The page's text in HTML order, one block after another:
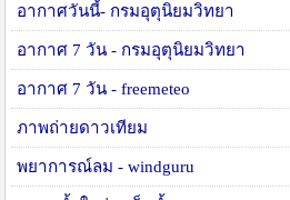
อากาศวันนี้- กรมอุตุนิยมวิทยา
อากาศ 7 วัน - กรมอุตุนิยมวิทยา
อากาศ 7 วัน - freemeteo
ภาพถ่ายดาวเทียม
พยาการณ์ลม - windguru